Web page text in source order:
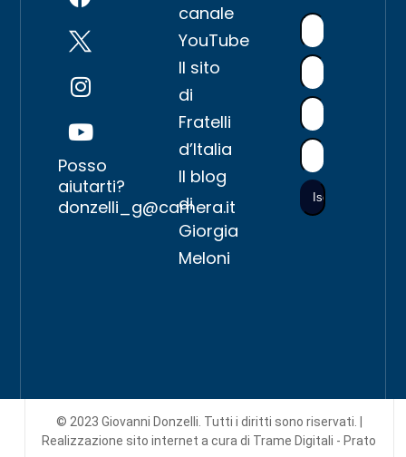
Posso
aiutarti?
donzelli_g@camera.it
canale
YouTube
Il sito
di
Fratelli
d’Italia
Il blog
di
Giorgia
Meloni
© 2023 Giovanni Donzelli. Tutti i diritti sono riservati. |
Realizzazione sito interneta cura di Trame Digitali - Prato